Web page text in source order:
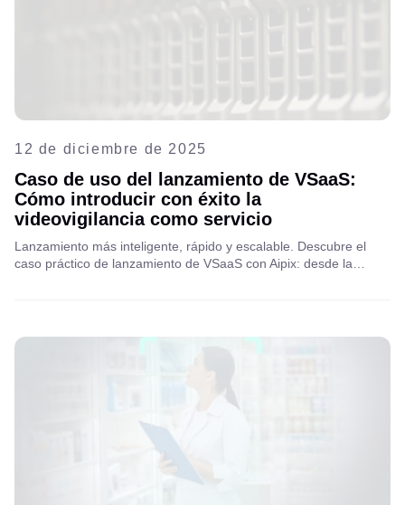
12 de diciembre de 2025
Caso de uso del lanzamiento de VSaaS:
Cómo introducir con éxito la
videovigilancia como servicio
Lanzamiento más inteligente, rápido y escalable. Descubre el
caso práctico de lanzamiento de VSaaS con Aipix: desde la